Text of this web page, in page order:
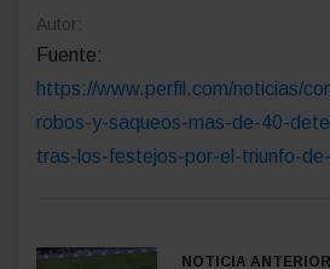
Autor:
Fuente:
https://www.perfil.com/noticias/
robos-y-saqueos-mas-de-40-
tras-los-festejos-por-el-triunfo-
NOTICIA ANTERIOR